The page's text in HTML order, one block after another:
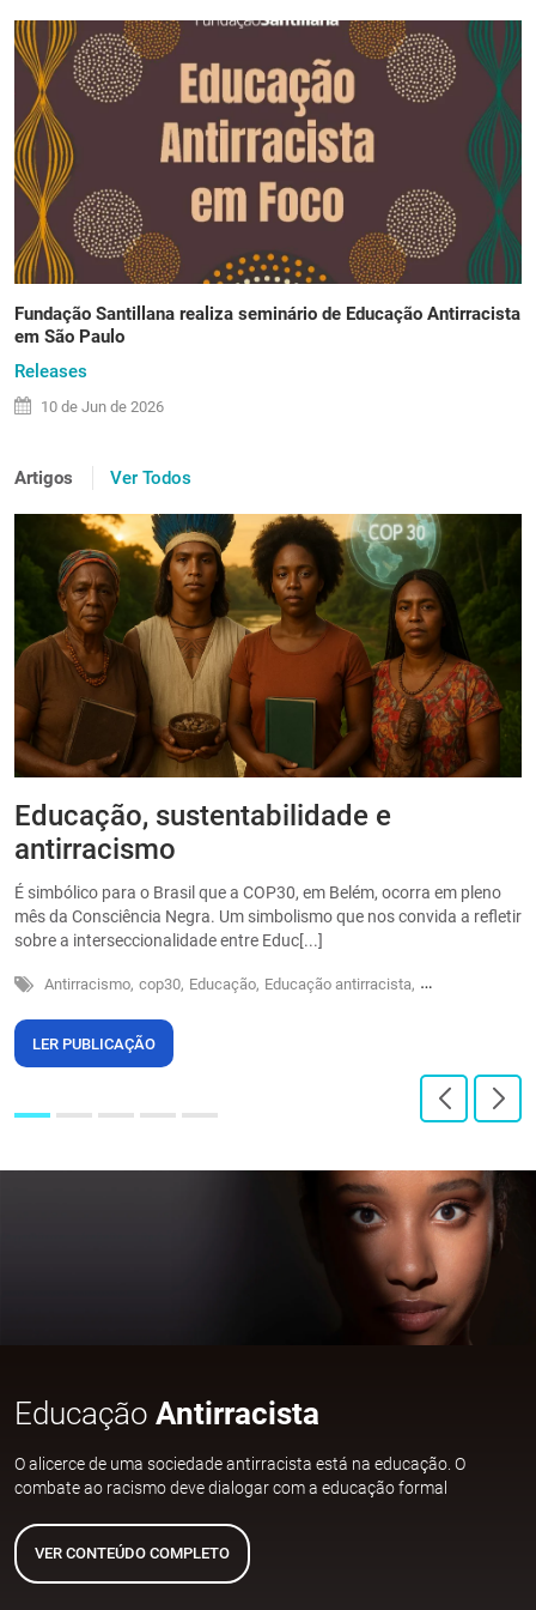
Fundação Santillana realiza seminário de Educação Antirracista
em São Paulo
Releases
10 de Jun de 2026
Artigos Ver Todos
Educação, sustentabilidade e
antirracismo
É simbólico para o Brasil que a COP30, em Belém, ocorra em pleno
mês da Consciência Negra. Um simbolismo que nos convida a refletir
sobre a interseccionalidade entre Educ[...]
Antirracismo, cop30, Educação, Educação antirracista, Sustentabilidade
LER PUBLICAÇÃO
Educação Antirracista
O alicerce de uma sociedade antirracista está na educação. O
combate ao racismo deve dialogar com a educação formal
VER CONTEÚDO COMPLETO